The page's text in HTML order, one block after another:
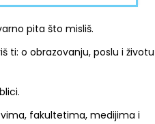
pita što misliš.
ti: o obrazovanju, poslu i životu
fakultetima, medijima i